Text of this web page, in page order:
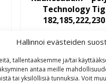
Hallinnoi evästeiden
tallentaaksemme ja/tai
antaa meille
tai yksilöllisiä tunnuksia. Voit
Technology Tig
182,185,222,230
Tutustu